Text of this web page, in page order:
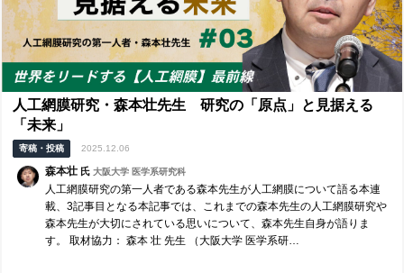
人工網膜研究・森本壮先生 研究の「原点」と見据える
「未来」
寄稿・投稿 2025.12.06
森本壮 氏 大阪大学 医学系研究科
人工網膜研究の第一人者である森本先生が人工網膜について語る本連
載、3記事目となる本記事では、これまでの森本先生の人工網膜研究や
森本先生が大切にされている思いについて、森本先生自身が語りま
す。 取材協力： 森本 壮 先生 （大阪大学 医学系研…